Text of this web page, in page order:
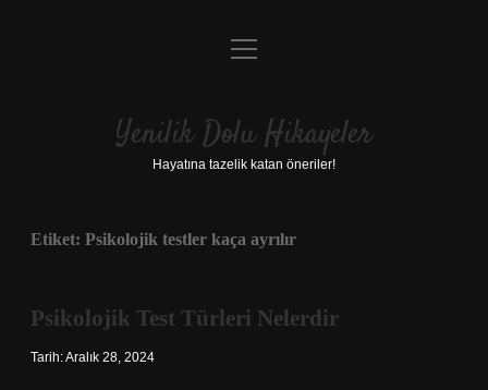
Anasayfa
Yasal Uyarı
menüyü
Yenilik Dolu Hikayeler
Hayatına tazelik katan öneriler!
Etiket: Psikolojik testler kaça ayrılır
Psikolojik Test Türleri Nelerdir
Tarih: Aralık 28, 2024